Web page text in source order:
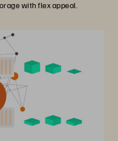
with flex appeal.